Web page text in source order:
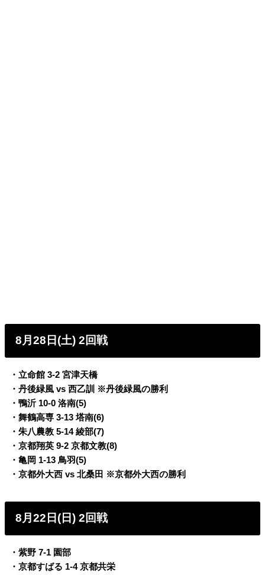
8月28日(土) 2回戦
・立命館 3-2 宮津天橋
・丹後緑風 vs 西乙訓 ※丹後緑風の勝利
・鴨沂 10-0 洛南(5)
・舞鶴高専 3-13 塔南(6)
・朱八農教 5-14 綾部(7)
・京都翔英 9-2 京都文教(8)
・亀岡 1-13 鳥羽(5)
・京都外大西 vs 北桑田 ※京都外大西の勝利
8月22日(日) 2回戦
・紫野 7-1 園部
・京都すばる 1-4 京都共栄